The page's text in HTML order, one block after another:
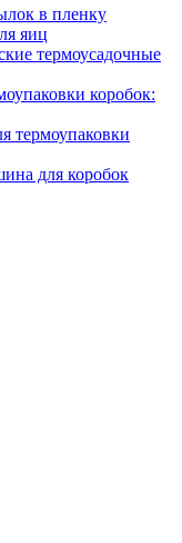
в пленку
яиц
термоусадочные
коробок:
термоупаковки
для коробок